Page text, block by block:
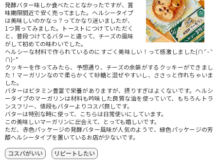
発酵バター味しか食べたことなかったですが、賞
味期限間近で安く売ってました。ヘルシータイプ
は美味しいのかなっ？ってかなり迷いましたが、
1つ買ってみました。トーストにつけていただく
と、普段つけてるバターと違って、チーズの風味
がして初めての味わいでした。
ヘルシーな材料で作られているのにすごく美味しい！って感激しました(∩ˊᵕˋ
∩)･*
クッキーを作ってみたら、予想通り、チーズの余韻がするクッキーができまし
た！マーガリンなので柔らかくて砂糖と混ぜやすいし、ささっと作れちゃいま
した。
バターはビタミン豊富で栄養がありますが、摂りすぎはよくないです。ヘルシ
ータイプのマーガリンは材料も吟味した良質な油を使っていて、もちろんトラ
ンスフリー、値段もバターよりコスパ良しです。
バターは特別な時に使って、こちらは日常使いにしています。
この美味しいマーガリンに出会えて、とっても嬉しいです。
ただ、赤色パッケージの発酵バター風味が人気のようで、緑色パッケージの芳
醇ヘルシータイプを置いているお店が少ないです。
コスパがいい
リピートしたい